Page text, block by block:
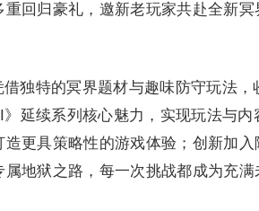
回归豪礼，邀新老玩家共赴全新
借独特的冥界题材与趣味防守玩法
延续系列核心魅力，实现玩法与
更具策略性的游戏体验；创新加
地狱之路，每一次挑战都成为充